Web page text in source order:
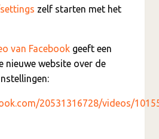
zelf starten met het
van Facebook geeft een
nieuwe website over de
20531316728/videos/